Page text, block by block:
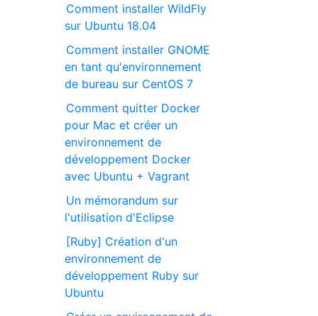
Comment installer WildFly
sur Ubuntu 18.04
Comment installer GNOME
en tant qu'environnement
de bureau sur CentOS 7
Comment quitter Docker
pour Mac et créer un
environnement de
développement Docker
avec Ubuntu + Vagrant
Un mémorandum sur
l'utilisation d'Eclipse
[Ruby] Création d'un
environnement de
développement Ruby sur
Ubuntu